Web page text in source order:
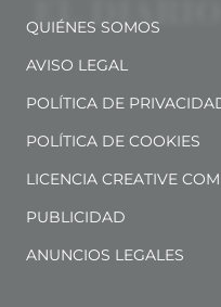
QUIÉNES SOMOS
AVISO LEGAL
POLÍTICA DE
POLÍTICA DE COOKIES
LICENCIA CREATIVE
PUBLICIDAD
ANUNCIOS LEGALES